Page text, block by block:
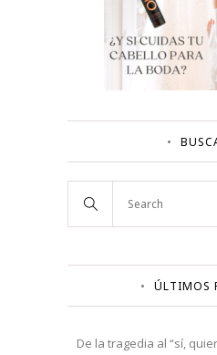
ÚLTIMOS
De la tragedia al “sí,